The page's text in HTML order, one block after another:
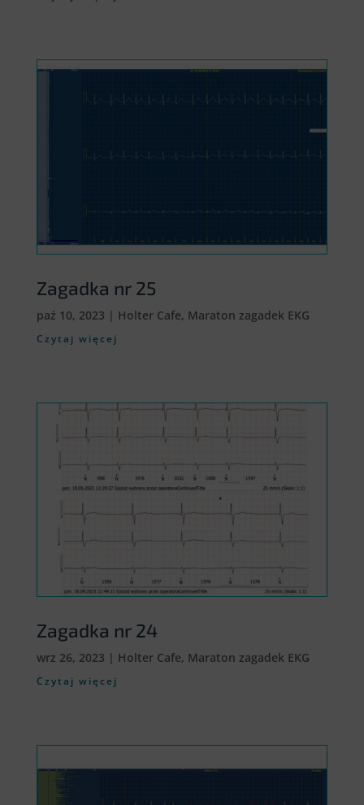
Zagadka nr 25
paź 10, 2023 | Holter Cafe, Maraton zagadek EKG
Czytaj więcej
Zagadka nr 24
wrz 26, 2023 | Holter Cafe, Maraton zagadek EKG
Czytaj więcej